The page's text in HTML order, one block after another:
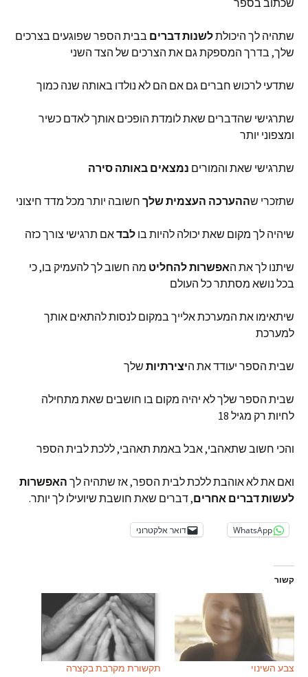
שכתוב בספר
שתהיה לך היכולתלשנות דברים בבית הספר שפוגעים בצרכים
שלך, בדרך המספקת גם את הצרכים של הצד השני
שתדעי לרכוש חברים גם אם הם לא נולדו באותה שנה כמוך
שתרגישי שהדברים שאת לומדת הופכים אותך לאדם כשיר
ומצפוני יותר
שתרגישי שאת והמורים נמצאים באותה סירה
שתזכרי שההערכה העצמית שלך חשובה יותר מכל מדד חיצוני
שיהיה לך מקום שאת יכולה להיות בו לבדאם תרגישי צורך כזה
שיתנו לך את האפשרות להחליט מה חשוב לך להעמיק בו, כי
בכל נושא מסתתר כל העולם
שיתאימו את המערכת אלייך במקום לנסות להתאים אותך
למערכת
שבית הספר יעודד את היצירתיות שלך
שבית הספר שלך לא יהיה מקום בו חושבים שאת מתחילה
לחיות רק מגיל 18
והכי חשוב שתאהבי, אבל באמת תאהבי, ללכת לבית הספר
ואם את לא אוהבת ללכת לבית הספר, אז שתהיה לך האפשרות
לעשות דברים אחרים, דברים שאת חושבת שיועילו לך יותר.
WhatsApp דואר אלקטרוני
קשור
צבע השינוי
תקשורת מקרבת בקצרה